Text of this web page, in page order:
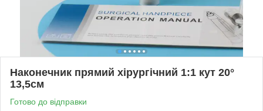
Наконечник прямий хірургічний 1:1 кут 20°
13,5см
Готово до відправки